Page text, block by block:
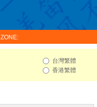
ZONE:
台灣繁體
香港繁體